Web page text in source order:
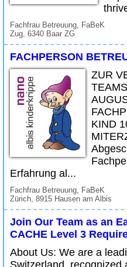
Fachfrau Betreuung, FaBeK
Zug, 6340 Baar ZG
FACHPERSON
ZUR
KIND
Erfahrung al...
Fachfrau Betreuung, FaBeK
Zürich, 8915 Hausen am Albis
Join Our Team as an
CACHE Level 3
About Us: We are a
Switzerland, recognized